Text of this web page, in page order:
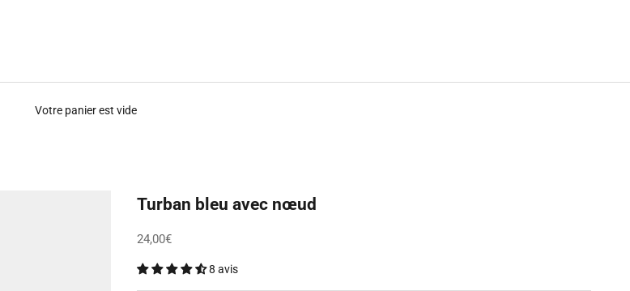
Votre panier est vide
Turban bleu avec nœud
Prix de vente
24,00€
8 avis